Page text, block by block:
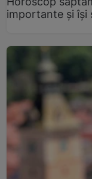
importante și își